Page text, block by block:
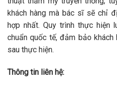
khách hàng mà bác sĩ sẽ chỉ
hợp nhất. Quy trình thực hiện
chuẩn quốc tế, đảm bảo
sau thực hiện.
Thông tin liên hệ: